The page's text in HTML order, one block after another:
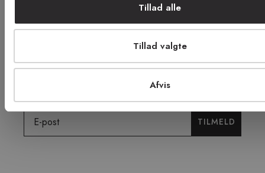
Tillad alle
Tillad valgte
Afvis
Tilmeld dig vores nyhedsbrev og få
tilbud, tips og nyheder.
Email
TILMELD